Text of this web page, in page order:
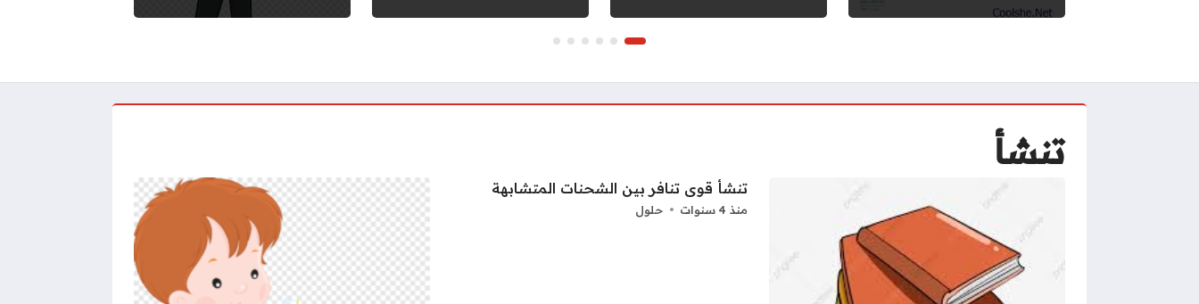
تنشأ
تنشأ قوى تنافر بين الشحنات المتشابهة
منذ 4 سنوات حلول